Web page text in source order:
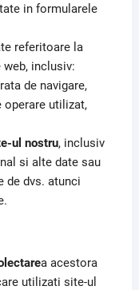
in formularele
referitoare la
inclusiv:
de navigare,
utilizat,
ul nostru, inclusiv
si alte date sau
de dvs. atunci
a acestora
utilizati site-ul